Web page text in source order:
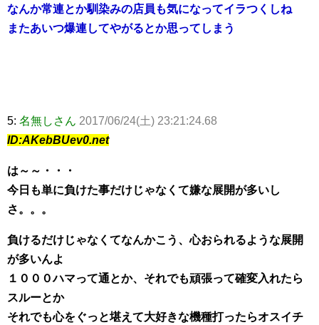
なんか常連とか馴染みの店員も気になってイラつくしね
またあいつ爆連してやがるとか思ってしまう
5: 名無しさん 2017/06/24(土) 23:21:24.68
ID:AKebBUev0.net
は～～・・・
今日も単に負けた事だけじゃなくて嫌な展開が多いし
さ。。。
負けるだけじゃなくてなんかこう、心おられるような展開
が多いんよ
１０００ハマって通とか、それでも頑張って確変入れたら
スルーとか
それでも心をぐっと堪えて大好きな機種打ったらオスイチ